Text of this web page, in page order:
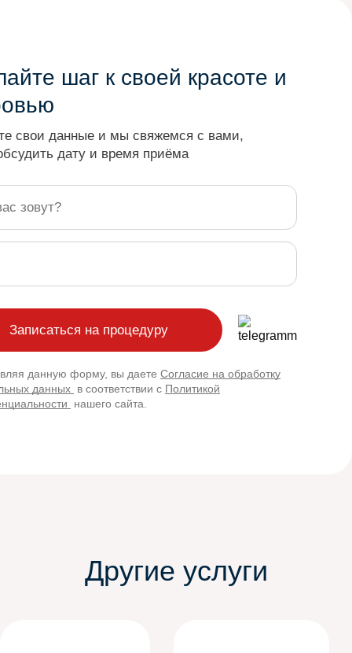
шаг к своей красоте и
свои данные и мы свяжемся с вами,
дату и время приёма
данную форму, вы даете Согласие на обработку
данных в соответствии с Политикой
нашего сайта.
Другие услуги